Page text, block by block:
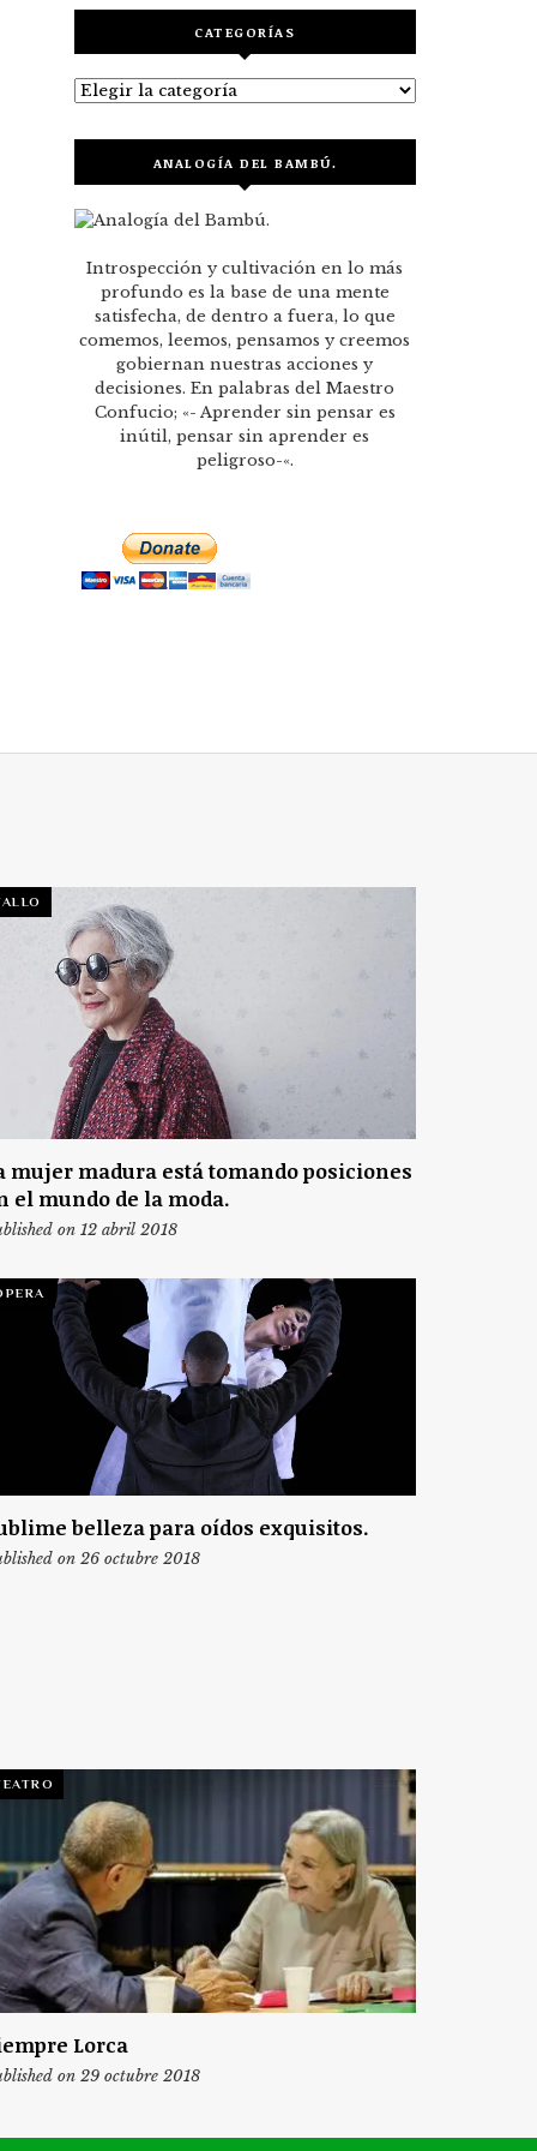
CATEGORÍAS
Categorías
ANALOGÍA DEL BAMBÚ.
Introspección y cultivación en lo más
profundo es la base de una mente
satisfecha, de dentro a fuera, lo que
comemos, leemos, pensamos y creemos
gobiernan nuestras acciones y
decisiones. En palabras del Maestro
Confucio; «- Aprender sin pensar es
inútil, pensar sin aprender es
peligroso-«.
mujer madura está tomando posiciones
el mundo de la moda.
on 12 abril 2018
belleza para oídos exquisitos.
on 26 octubre 2018
Lorca
on 29 octubre 2018